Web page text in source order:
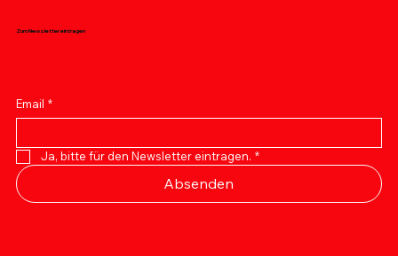
Zum Newsletter eintragen
Email *
Ja, bitte für den Newsletter eintragen. *
Absenden